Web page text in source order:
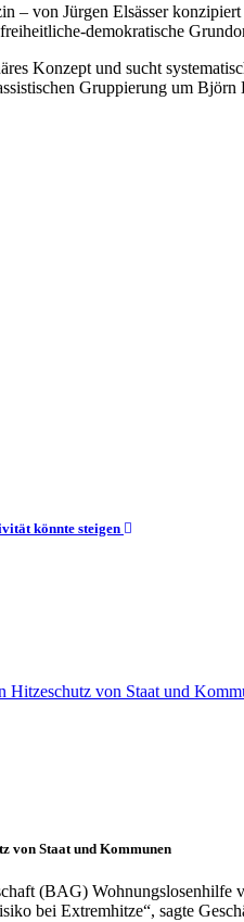
– von Jürgen Elsässer
demokratische
Konzept und sucht
Gruppierung um
könnte steigen
von Staat und Kommunen
(BAG) Wohnungslosenhilfe
bei Extremhitze“, sagte